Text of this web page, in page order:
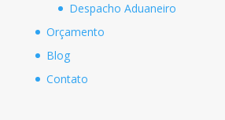
Despacho Aduaneiro
Orçamento
Blog
Contato